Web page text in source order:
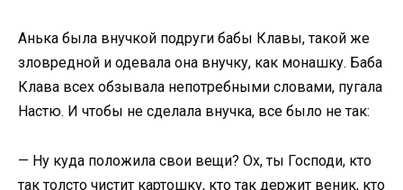
Анька была внучкой подруги бабы Клавы, такой же
зловредной и одевала она внучку, как монашку. Баба
Клава всех обзывала непотребными словами, пугала
Настю. И чтобы не сделала внучка, все было не так:
— Ну куда положила свои вещи? Ох, ты Господи, кто
так толсто чистит картошку, кто так держит веник, кто